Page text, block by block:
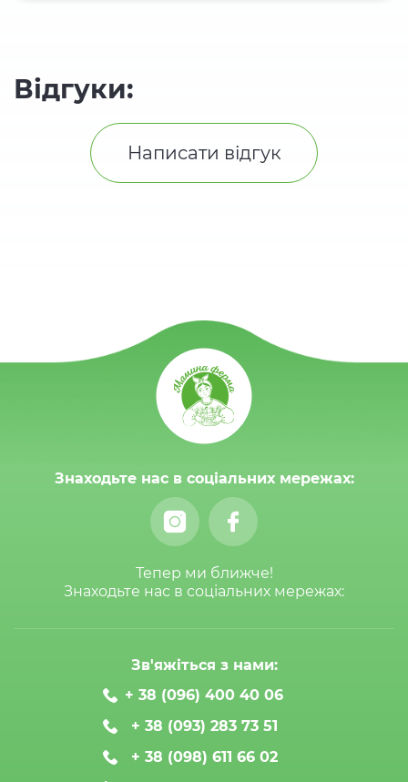
Відгуки:
Написати відгук
Знаходьте нас в соціальних мережах:
Тепер ми ближче!
Знаходьте нас в соціальних мережах:
Зв'яжіться з нами:
+ 38 (096) 400 40 06
+ 38 (093) 283 73 51
+ 38 (098) 611 66 02